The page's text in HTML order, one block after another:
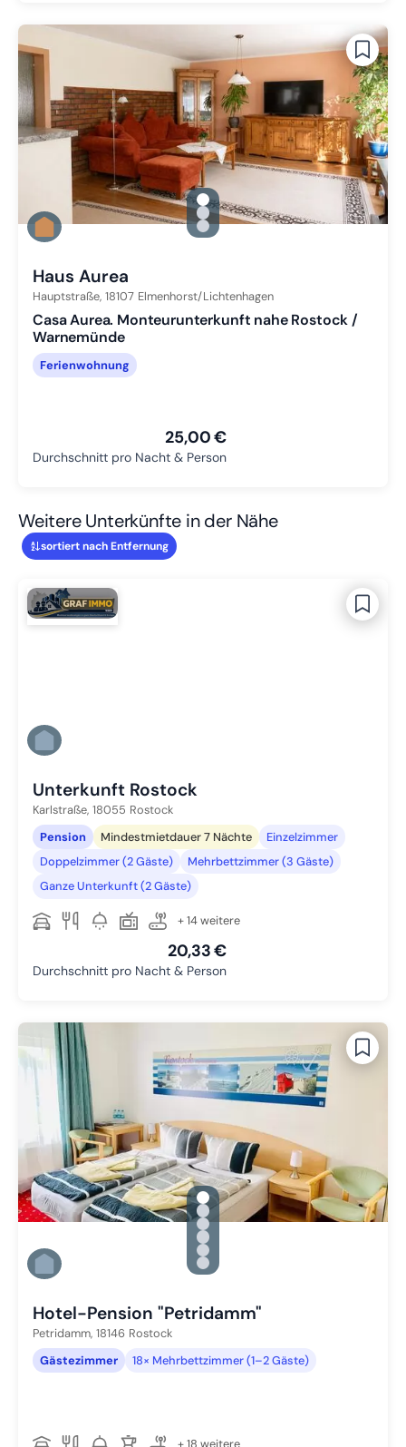
gallery.slide_selector
Zu Slide 1 wechseln
Zu Slide 2 wechseln
Zu Slide 3 wechseln
Haus Aurea
Hauptstraße, 18107 Elmenhorst/Lichtenhagen
Casa Aurea. Monteurunterkunft nahe Rostock /
Warnemünde
Ferienwohnung
25,00 €
Durchschnitt pro Nacht & Person
Weitere Unterkünfte in der Nähe
sortiert nach Entfernung
Unterkunft Rostock
Karlstraße, 18055 Rostock
Pension
Mindestmietdauer 7 Nächte
Einzelzimmer
Doppelzimmer (2 Gäste)
Mehrbettzimmer (3 Gäste)
Ganze Unterkunft (2 Gäste)
+ 14 weitere
20,33 €
Durchschnitt pro Nacht & Person
gallery.slide_selector
Zu Slide 1 wechseln
Zu Slide 2 wechseln
Zu Slide 3 wechseln
Zu Slide 4 wechseln
Zu Slide 5 wechseln
Zu Slide 6 wechseln
Hotel-Pension "Petridamm"
Petridamm, 18146 Rostock
Gästezimmer
18× Mehrbettzimmer (1–2 Gäste)
+ 18 weitere